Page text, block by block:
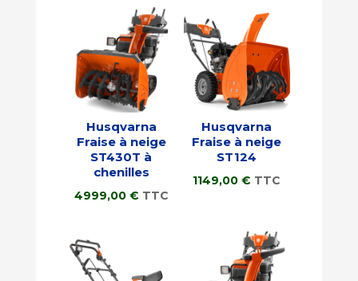
Husqvarna
Fraise à neige
ST430T à
chenilles
4999,00 € TTC
Husqvarna
Fraise à neige
ST124
1149,00€ TTC